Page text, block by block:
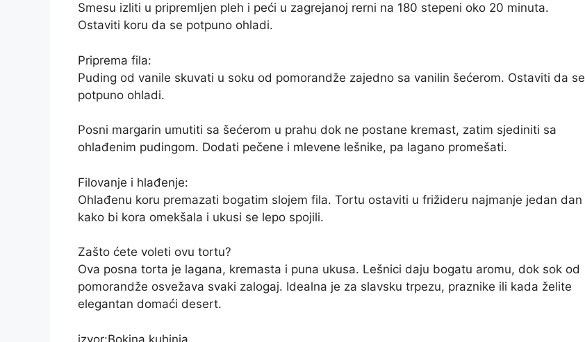
Smesu izliti u pripremljen pleh i peći u zagrejanoj rerni na 180 stepeni oko 20 minuta.
Ostaviti koru da se potpuno ohladi.
Priprema fila:
Puding od vanile skuvati u soku od pomorandže zajedno sa vanilin šećerom. Ostaviti da se
potpuno ohladi.
Posni margarin umutiti sa šećerom u prahu dok ne postane kremast, zatim sjediniti sa
ohlađenim pudingom. Dodati pečene i mlevene lešnike, pa lagano promešati.
Filovanje i hlađenje:
Ohlađenu koru premazati bogatim slojem fila. Tortu ostaviti u frižideru najmanje jedan dan
kako bi kora omekšala i ukusi se lepo spojili.
Zašto ćete voleti ovu tortu?
Ova posna torta je lagana, kremasta i puna ukusa. Lešnici daju bogatu aromu, dok sok od
pomorandže osvežava svaki zalogaj. Idealna je za slavsku trpezu, praznike ili kada želite
elegantan domaći desert.
izvor:Bokina kuhinja